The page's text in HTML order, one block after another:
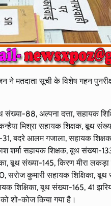
मतदाता सूची के विशेष गहन
संख्या-88, अल्पना दत्ता, सहायक
मिश्रा सहायक शिक्षक, बूथ
बदरे आलम गजाला, सहायक
शर्मा सहायक शिक्षक, बूथ संख्या-
बूथ संख्या-145, किरण मीरा
कुमारी सहायक शिक्षिका, बूथ
शिक्षिका, बूथ संख्या-165, 41
शो-कोज किया गया है।